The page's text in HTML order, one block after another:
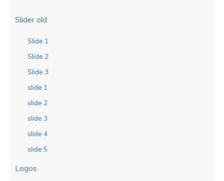
Slider old
Slide 1
Slide 2
Slide 3
slide 1
slide 2
slide 3
slide 4
slide 5
Logos